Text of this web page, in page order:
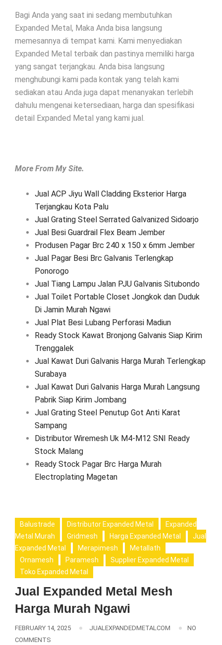
Bagi Anda yang saat ini sedang membutuhkan
Expanded Metal, Maka Anda bisa langsung
memesannya di tempat kami. Kami menyediakan
Expanded Metal terbaik dan pastinya memiliki harga
yang sangat terjangkau. Anda bisa langsung
menghubungi kami pada kontak yang telah kami
sediakan atau Anda juga dapat menanyakan terlebih
dahulu mengenai ketersediaan, harga dan spesifikasi
detail Expanded Metal yang kami jual.
More From My Site.
Jual ACP Jiyu Wall Cladding Eksterior Harga
Terjangkau Kota Palu
Jual Grating Steel Serrated Galvanized Sidoarjo
Jual Besi Guardrail Flex Beam Jember
Produsen Pagar Brc 240 x 150 x 6mm Jember
Jual Pagar Besi Brc Galvanis Terlengkap
Ponorogo
Jual Tiang Lampu Jalan PJU Galvanis Situbondo
Jual Toilet Portable Closet Jongkok dan Duduk
Di Jamin Murah Ngawi
Jual Plat Besi Lubang Perforasi Madiun
Ready Stock Kawat Bronjong Galvanis Siap Kirim
Trenggalek
Jual Kawat Duri Galvanis Harga Murah Terlengkap
Surabaya
Jual Kawat Duri Galvanis Harga Murah Langsung
Pabrik Siap Kirim Jombang
Jual Grating Steel Penutup Got Anti Karat
Sampang
Distributor Wiremesh Uk M4-M12 SNI Ready
Stock Malang
Ready Stock Pagar Brc Harga Murah
Electroplating Magetan
Balustrade Distributor Expanded Metal
Expanded
Metal Murah
Gridmesh Harga Expanded Metal
Jual
Expanded Metal
Merapimesh
Metallath
Ornamesh
Paramesh
Supplier Expanded Metal
Toko Expanded Metal
Jual Expanded Metal Mesh
Harga Murah Ngawi
FEBRUARY 14, 2025 JUALEXPANDEDMETALCOM
NO
COMMENTS